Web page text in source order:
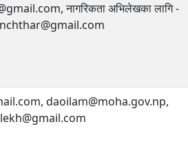
नागरिकता अभिलेखका लागि -
daoilam@moha.gov.np,